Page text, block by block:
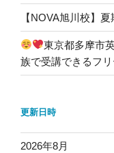
【NOVA旭川校】
東京都多摩市
族で受講できるフ
更新日時
2026年8月